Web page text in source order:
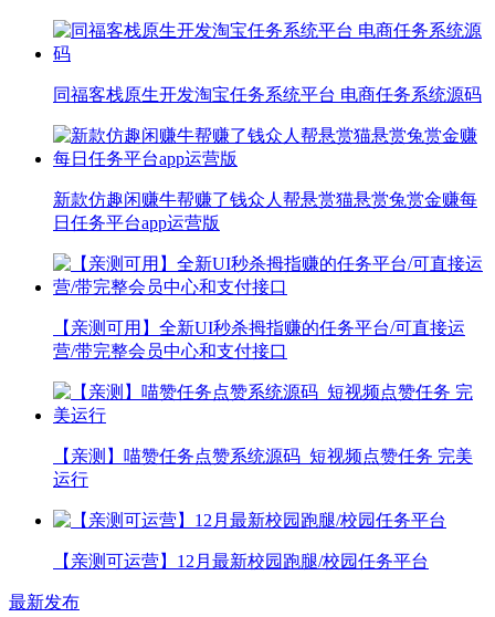
同福客栈原生开发淘宝任务系统平台 电商任务系统源码
新款仿趣闲赚牛帮赚了钱众人帮悬赏猫悬赏兔赏金赚每
日任务平台app运营版
【亲测可用】全新UI秒杀拇指赚的任务平台/可直接运
营/带完整会员中心和支付接口
​【亲测】喵赞任务点赞系统源码_短视频点赞任务 完美
运行
【亲测可运营】12月最新校园跑腿/校园任务平台
最新发布